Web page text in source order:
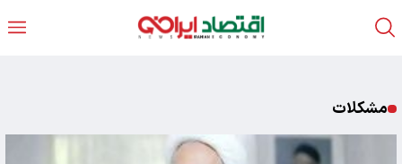
مشکلات